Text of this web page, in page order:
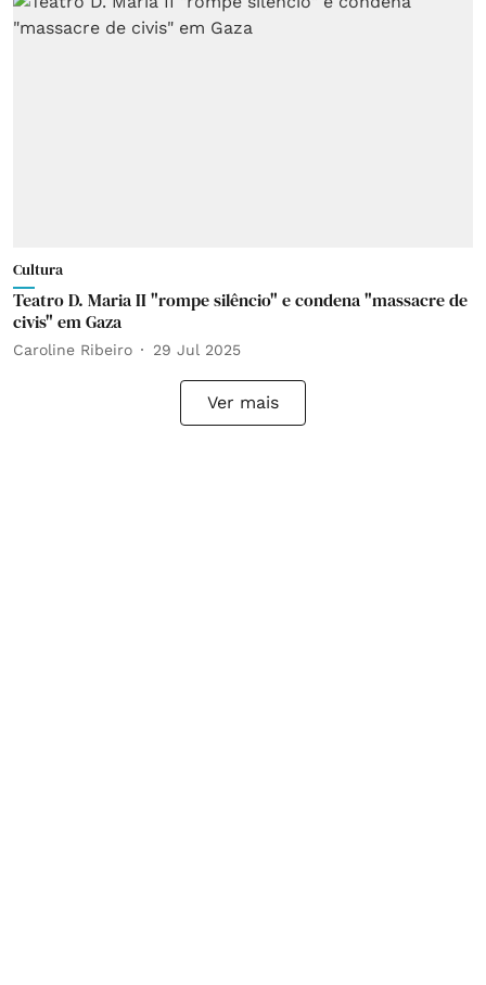
Cultura
Teatro D. Maria II "rompe silêncio" e condena "massacre de
civis" em Gaza
Caroline Ribeiro 29 Jul 2025
Ver mais